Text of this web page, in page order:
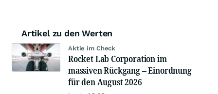
Artikel zu den Werten
Aktie im Check
Rocket Lab Corporation im
massiven Rückgang – Einordnung
für den August 2026